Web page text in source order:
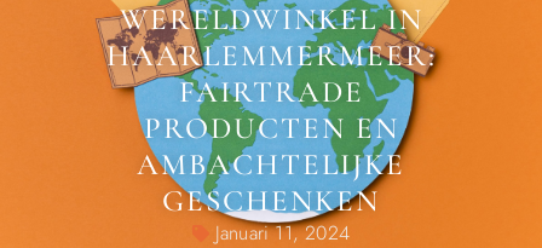
WERELDWINKEL IN
HAARLEMMERMEER:
FAIRTRADE
PRODUCTEN EN
AMBACHTELIJKE
GESCHENKEN
Januari 11, 2024